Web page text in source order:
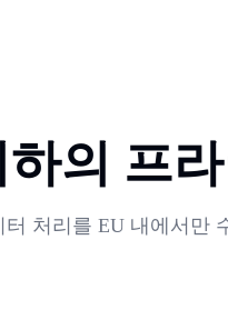
하의 프
터 처리를 EU 내에서만